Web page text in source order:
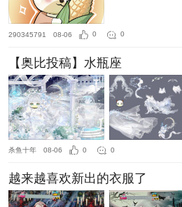
290345791 08-06 0 0
【奥比投稿】水瓶座
杀鱼十年 08-06 0 0
越来越喜欢新出的衣服了